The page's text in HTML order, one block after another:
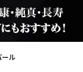
ール